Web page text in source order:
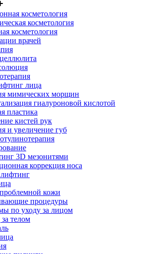
косметология
косметология
косметология
врачей
лица
мимических морщин
гиалуроновой кислотой
пластика
кистей рук
и увеличение губ
3D мезонитями
коррекция носа
кожи
процедуры
по уходу за лицом
телом